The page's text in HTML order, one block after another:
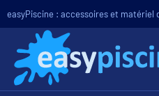
easyPiscine : accessoires et matériel